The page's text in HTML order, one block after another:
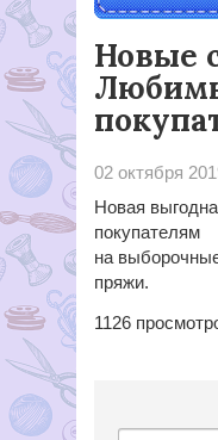
Новые
02 октября
Новая
покупателям
на
пряжи.
1126